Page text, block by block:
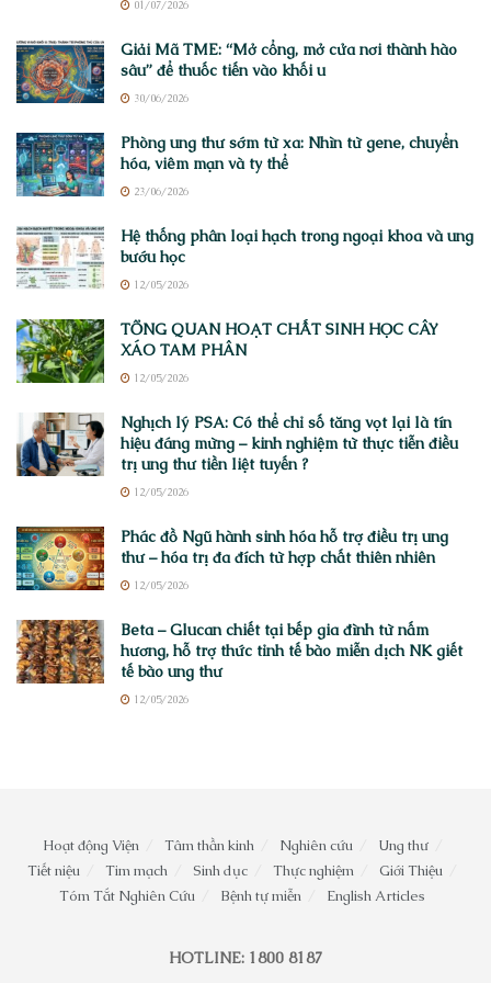
01/07/2026
Giải Mã TME: “Mở cổng, mở cửa nơi thành hào
sâu” để thuốc tiến vào khối u
30/06/2026
Phòng ung thư sớm từ xa: Nhìn từ gene, chuyển
hóa, viêm mạn và ty thể
23/06/2026
Hệ thống phân loại hạch trong ngoại khoa và ung
bướu học
12/05/2026
TỔNG QUAN HOẠT CHẤT SINH HỌC CÂY
XÁO TAM PHÂN
12/05/2026
Nghịch lý PSA: Có thể chỉ số tăng vọt lại là tín
hiệu đáng mừng – kinh nghiệm từ thực tiễn điều
trị ung thư tiền liệt tuyến ?
12/05/2026
Phác đồ Ngũ hành sinh hóa hỗ trợ điều trị ung
thư – hóa trị đa đích từ hợp chất thiên nhiên
12/05/2026
Beta – Glucan chiết tại bếp gia đình từ nấm
hương, hỗ trợ thức tỉnh tế bào miễn dịch NK giết
tế bào ung thư
12/05/2026
Hoạt động Viện Tâm thần kinh Nghiên cứu
Ung thư
Tiết niệu
Tim mạch Sinh dục Thực nghiệm
Giới Thiệu
Tóm Tắt Nghiên Cứu
Bệnh tự miễn English Articles
HOTLINE: 1800 8187